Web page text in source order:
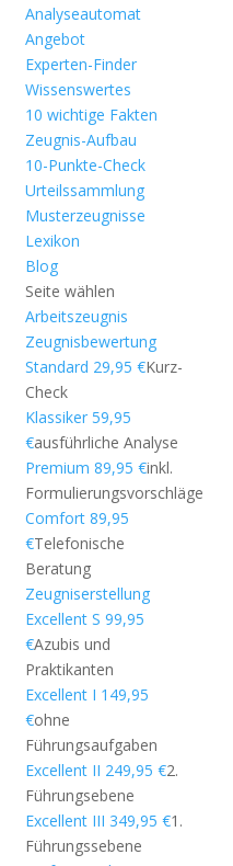
Analyseautomat
Angebot
Experten-Finder
Wissenswertes
10 wichtige Fakten
Zeugnis-Aufbau
10-Punkte-Check
Urteilssammlung
Musterzeugnisse
Lexikon
Blog
Seite wählen
Arbeitszeugnis
Zeugnisbewertung
Standard 29,95 €Kurz-
Check
Klassiker 59,95
€ausführliche Analyse
Premium 89,95 €inkl.
Formulierungsvorschläge
Comfort 89,95
€Telefonische
Beratung
Zeugniserstellung
Excellent S 99,95
€Azubis und
Praktikanten
Excellent I 149,95
€ohne
Führungsaufgaben
Excellent II 249,95 €2.
Führungsebene
Excellent III 349,95 €1.
Führungssebene